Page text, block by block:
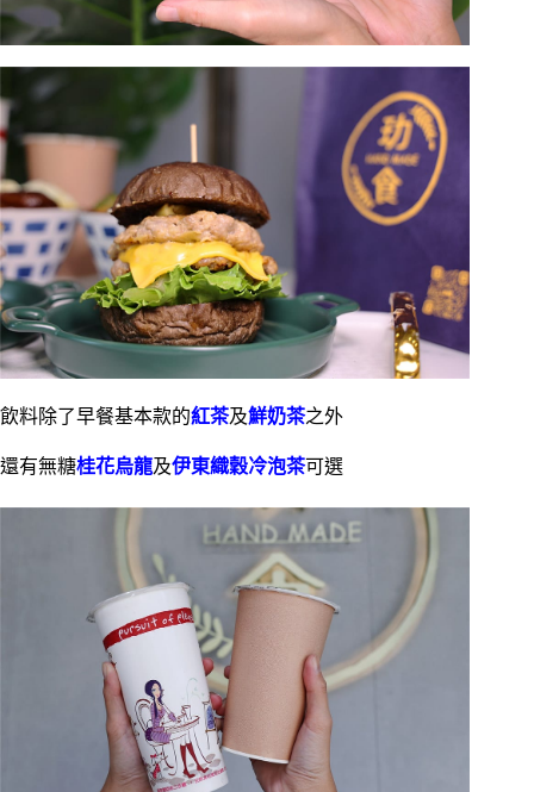
飲料除了早餐基本款的紅茶及鮮奶茶之外
還有無糖桂花烏龍及伊東織穀冷泡茶可選